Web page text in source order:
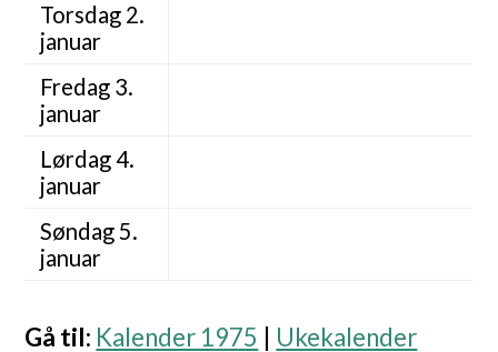
Torsdag 2.
januar
Fredag 3.
januar
Lørdag 4.
januar
Søndag 5.
januar
Gå til: Kalender 1975 Ukekalender